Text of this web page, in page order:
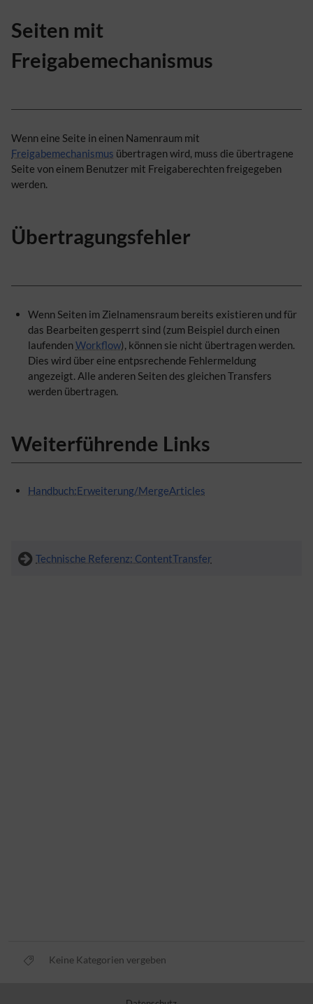
Seiten mit
Freigabemechanismus
Wenn eine Seite in einen Namenraum mit
Freigabemechanismus übertragen wird, muss die übertragene
Seite von einem Benutzer mit Freigaberechten freigegeben
werden.
Übertragungsfehler
Wenn Seiten im Zielnamensraum bereits existieren und für
das Bearbeiten gesperrt sind (zum Beispiel durch einen
laufendenWorkflow), können sie nicht übertragen werden.
Dies wird über eine entpsrechende Fehlermeldung
angezeigt. Alle anderen Seiten des gleichen Transfers
werden übertragen.
Weiterführende Links
Handbuch:Erweiterung/MergeArticles
Technische Referenz: ContentTransfer
Keine Kategorien vergeben